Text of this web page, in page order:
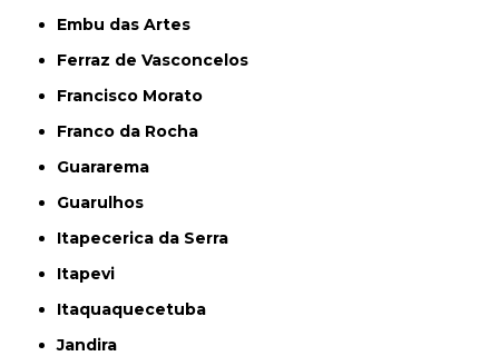
Embu das Artes
Ferraz de Vasconcelos
Francisco Morato
Franco da Rocha
Guararema
Guarulhos
Itapecerica da Serra
Itapevi
Itaquaquecetuba
Jandira